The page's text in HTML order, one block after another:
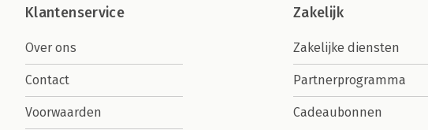
Klantenservice
Over ons
Contact
Voorwaarden
Zakelijk
Zakelijke diensten
Partnerprogramma
Cadeaubonnen